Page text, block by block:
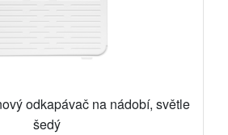
odkapávač na nádobí, světle
šedý